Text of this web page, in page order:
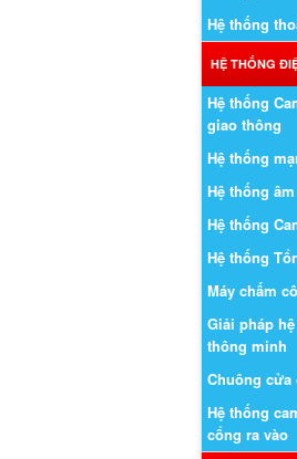
Hệ thống
HỆ THỐNG
Hệ thống
giao thông
Hệ thống
Hệ thống
Hệ thống
Hệ thống
Máy chấm
Giải pháp
thông minh
Chuông cửa
Hệ thống
cổng ra vào